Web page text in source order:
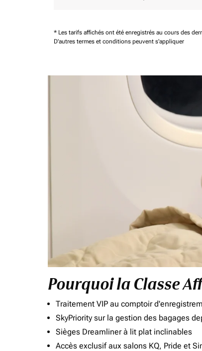
* Les tarifs affichés ont été enregistrés au cours des
D'autres termes et conditions peuvent s'appliquer
Pourquoi la Classe
Traitement VIP au comptoir
SkyPriority sur la gestion des bagages
Sièges Dreamliner à lit plat inclinables
Accès exclusif aux salons KQ, Pride et